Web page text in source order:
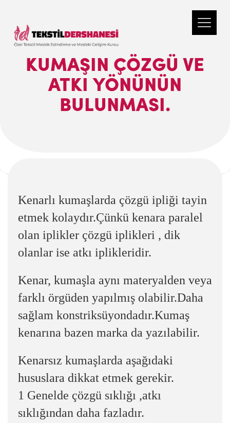
KUMAŞIN ÇÖZGÜ VE
ATKI YÖNÜNÜN
BULUNMASI.
Kenarlı kumaşlarda çözgü ipliği tayin
etmek kolaydır.Çünkü kenara paralel
olan iplikler çözgü iplikleri , dik
olanlar ise atkı iplikleridir.
Kenar, kumaşla aynı materyalden veya
farklı örgüden yapılmış olabilir.Daha
sağlam konstriksüyondadır.Kumaş
kenarına bazen marka da yazılabilir.
Kenarsız kumaşlarda aşağıdaki
hususlara dikkat etmek gerekir.
1 Genelde çözgü sıklığı ,atkı
sıklığından daha fazladır.